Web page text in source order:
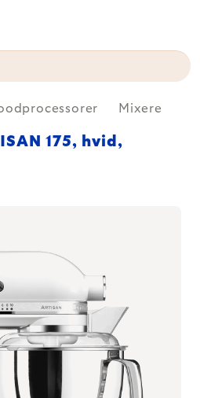
Mixere
175, hvid,